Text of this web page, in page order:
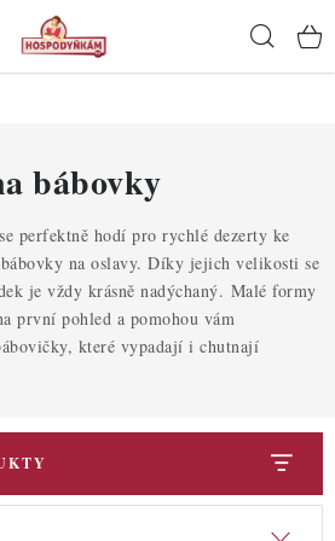
bábovky
se perfektně hodí pro rychlé dezerty ke
na oslavy. Díky jejich velikosti se
je vždy krásně nadýchaný. Malé formy
první pohled a pomohou vám
které vypadají i chutnají